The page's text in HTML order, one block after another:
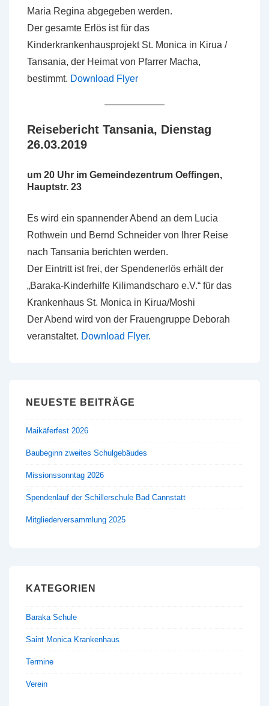
Maria Regina abgegeben werden.
Der gesamte Erlös ist für das
Kinderkrankenhausprojekt St. Monica in Kirua /
Tansania, der Heimat von Pfarrer Macha,
bestimmt. Download Flyer
Reisebericht Tansania, Dienstag
26.03.2019
um 20 Uhr im Gemeindezentrum Oeffingen,
Hauptstr. 23
Es wird ein spannender Abend an dem Lucia
Rothwein und Bernd Schneider von Ihrer Reise
nach Tansania berichten werden.
Der Eintritt ist frei, der Spendenerlös erhält der
„Baraka-Kinderhilfe Kilimandscharo e.V.“ für das
Krankenhaus St. Monica in Kirua/Moshi
Der Abend wird von der Frauengruppe Deborah
veranstaltet. Download Flyer.
NEUESTE BEITRÄGE
Maikäferfest 2026
Baubeginn zweites Schulgebäudes
Missionssonntag 2026
Spendenlauf der Schillerschule Bad Cannstatt
Mitgliederversammlung 2025
KATEGORIEN
Baraka Schule
Saint Monica Krankenhaus
Termine
Verein